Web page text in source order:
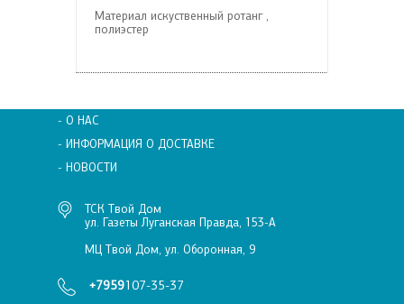
Материал искуственный ротанг ,
полиэстер
- О НАС
- ИНФОРМАЦИЯ О ДОСТАВКЕ
- НОВОСТИ
ТСК Твой Дом
ул. Газеты Луганская Правда, 153-А
МЦ Твой Дом, ул. Оборонная, 9
+7959107-35-37